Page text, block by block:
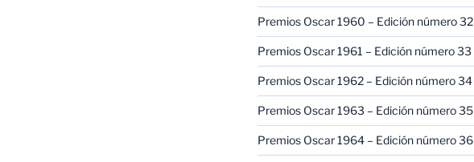
Premios Oscar 1960 – Edición número 32
Premios Oscar 1961 – Edición número 33
Premios Oscar 1962 – Edición número 34
Premios Oscar 1963 – Edición número 35
Premios Oscar 1964 – Edición número 36